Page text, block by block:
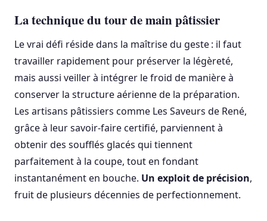
La technique du tour de main pâtissier
Le vrai défi réside dans la maîtrise du geste : il faut
travailler rapidement pour préserver la légèreté,
mais aussi veiller à intégrer le froid de manière à
conserver la structure aérienne de la préparation.
Les artisans pâtissiers comme Les Saveurs de René,
grâce à leur savoir-faire certifié, parviennent à
obtenir des soufflés glacés qui tiennent
parfaitement à la coupe, tout en fondant
instantanément en bouche. Un exploit de précision,
fruit de plusieurs décennies de perfectionnement.